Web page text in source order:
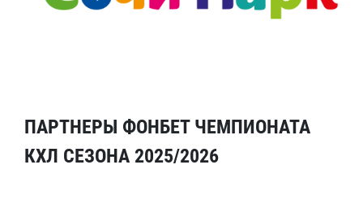
ПАРТНЕРЫ ФОНБЕТ ЧЕМПИОНАТА
КХЛ СЕЗОНА 2025/2026